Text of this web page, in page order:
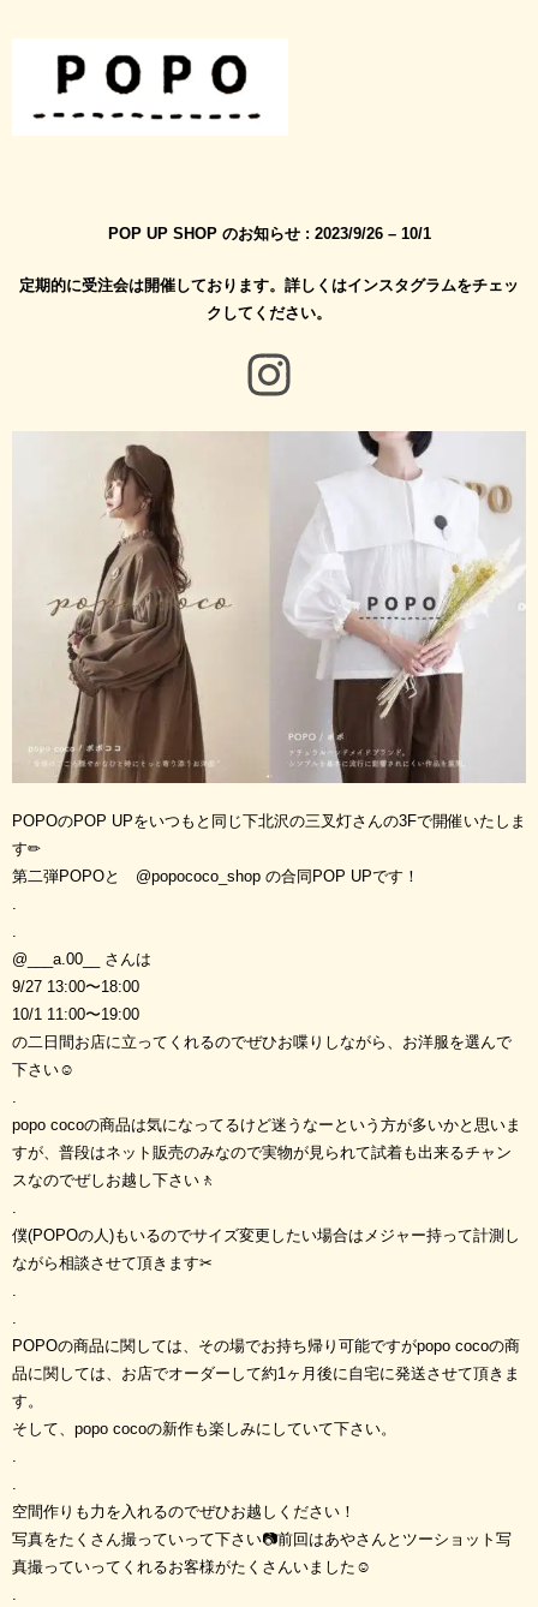
POP UP SHOP のお知らせ : 2023/9/26 – 10/1
定期的に受注会は開催しております。詳しくはインスタグラムをチェッ
クしてください。
POPOのPOP UPをいつもと同じ下北沢の三叉灯さんの3Fで開催いたしま
す✏︎
第二弾POPOと @popococo_shop の合同POP UPです！
@___a.00__ さんは
9/27 13:00〜18:00
10/1 11:00〜19:00
の二日間お店に立ってくれるのでぜひお喋りしながら、お洋服を選んで
下さい☺︎
popo cocoの商品は気になってるけど迷うなーという方が多いかと思いま
すが、普段はネット販売のみなので実物が見られて試着も出来るチャン
スなのでぜしお越し下さい🚶
僕(POPOの人)もいるのでサイズ変更したい場合はメジャー持って計測し
ながら相談させて頂きます✂︎
POPOの商品に関しては、その場でお持ち帰り可能ですがpopo cocoの商
品に関しては、お店でオーダーして約1ヶ月後に自宅に発送させて頂きま
す。
そして、popo cocoの新作も楽しみにしていて下さい。
空間作りも力を入れるのでぜひお越しください！
写真をたくさん撮っていって下さい📷前回はあやさんとツーショット写
真撮っていってくれるお客様がたくさんいました☺︎